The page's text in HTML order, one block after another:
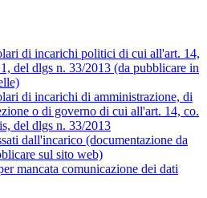
di incarichi politici di cui all'art. 14,
del dlgs n. 33/2013 (da pubblicare in
di incarichi di amministrazione, di
o di governo di cui all'art. 14, co.
del dlgs n. 33/2013
dall'incarico (documentazione da
sul sito web)
mancata comunicazione dei dati